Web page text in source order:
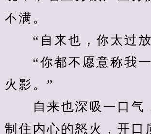
不满。
“自来也，你太过放
“你都不愿意称我一
火影。”
自来也深吸一口气
制住内心的怒火，开口